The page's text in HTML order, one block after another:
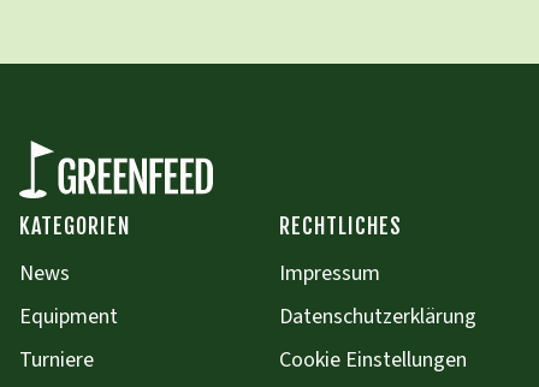
KATEGORIEN
News
Equipment
Turniere
RECHTLICHES
Impressum
Datenschutzerklärung
Cookie Einstellungen